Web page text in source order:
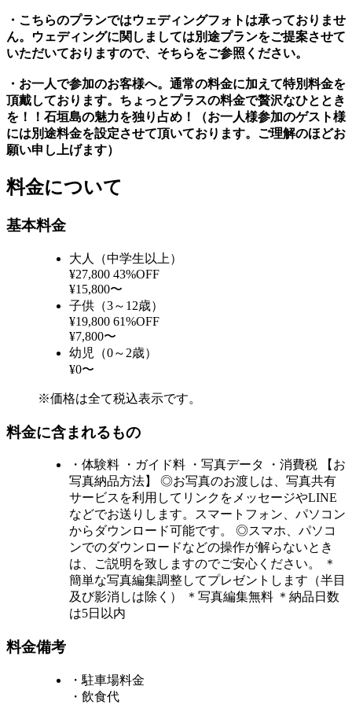
・こちらのプランではウェディングフォトは承っておりませ
ん。ウェディングに関しましては別途プランをご提案させて
いただいておりますので、そちらをご参照ください。
・お一人で参加のお客様へ。通常の料金に加えて特別料金を
頂戴しております。ちょっとプラスの料金で贅沢なひととき
を！！石垣島の魅力を独り占め！（お一人様参加のゲスト様
には別途料金を設定させて頂いております。ご理解のほどお
願い申し上げます）
料金について
基本料金
大人（中学生以上）
¥27,800 43%OFF
¥15,800〜
子供（3～12歳）
¥19,800 61%OFF
¥7,800〜
幼児（0～2歳）
¥0〜
※価格は全て税込表示です。
料金に含まれるもの
・体験料 ・ガイド料 ・写真データ ・消費税 【お
写真納品方法】 ◎お写真のお渡しは、写真共有
サービスを利用してリンクをメッセージやLINE
などでお送りします。スマートフォン、パソコン
からダウンロード可能です。 ◎スマホ、パソコ
ンでのダウンロードなどの操作が解らないとき
は、ご説明を致しますのでご安心ください。 ＊
簡単な写真編集調整してプレゼントします（半目
及び影消しは除く） ＊写真編集無料 ＊納品日数
は5日以内
料金備考
・駐車場料金
・飲食代